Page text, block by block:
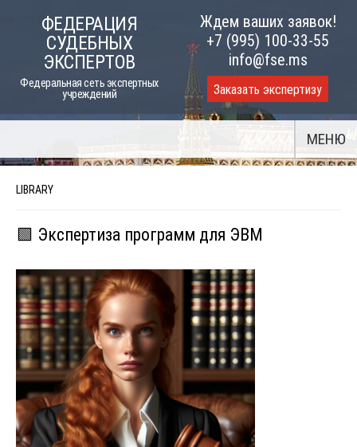
ФЕДЕРАЦИЯ
СУДЕБНЫХ
ЭКСПЕРТОВ
Федеральная сеть экспертных
учреждений
Ждем ваших заявок!
+7 (995) 100-33-55
info@fse.ms
Заказать экспертизу
МЕНЮ
LIBRARY
🟩 Экспертиза программ для ЭВМ